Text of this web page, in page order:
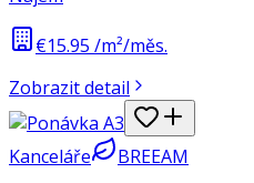
€15.95 /m²/měs.
Zobrazit detail
Kanceláře BREEAM